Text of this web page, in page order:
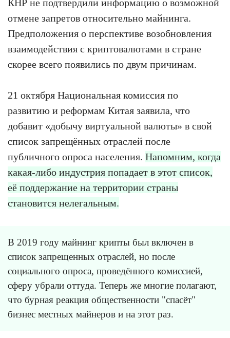
КНР не подтвердили информацию о возможной
отмене запретов относительно майнинга.
Предположения о перспективе возобновления
взаимодействия с криптовалютами в стране
скорее всего появились по двум причинам.
21 октября Национальная комиссия по
развитию и реформам Китая заявила, что
добавит «добычу виртуальной валюты» в свой
список запрещённых отраслей после
публичного опроса населения. Напомним, когда
какая-либо индустрия попадает в этот список,
её поддержание на территории страны
становится нелегальным.
В 2019 году майнинг крипты был включен в
список запрещенных отраслей, но после
социального опроса, проведённого комиссией,
сферу убрали оттуда. Теперь же многие полагают,
что бурная реакция общественности "спасёт"
бизнес местных майнеров и на этот раз.